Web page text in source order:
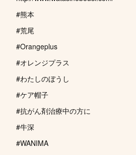
#熊本
#荒尾
#Orangeplus
#オレンジプラス
#わたしのぼうし
#ケア帽子
#抗がん剤治療中の方に
#牛深
#WANIMA